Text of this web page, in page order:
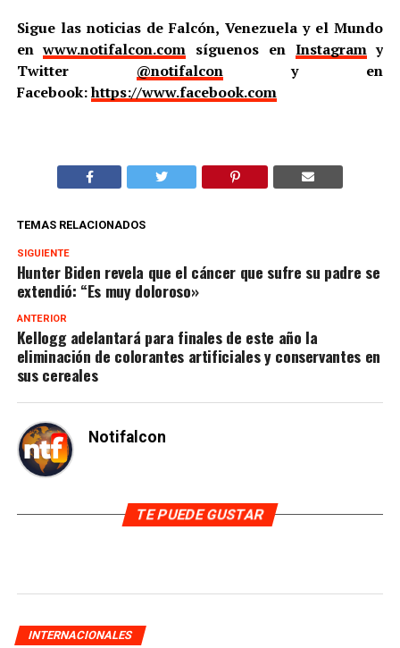
Sigue las noticias de Falcón, Venezuela y el Mundo
enwww.notifalcon.com síguenos en Instagramy
Twitter @notifalcony en
Facebook:https://www.facebook.com
TEMAS RELACIONADOS
SIGUIENTE
Hunter Biden revela que el cáncer que sufre su padre se
extendió: “Es muy doloroso»
ANTERIOR
Kellogg adelantará para finales de este año la
eliminación de colorantes artificiales y conservantes en
sus cereales
Notifalcon
TE PUEDE GUSTAR
INTERNACIONALES